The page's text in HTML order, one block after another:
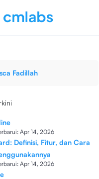
Fadillah
Apr 14, 2026
Definisi, Fitur, dan Cara
Apr 14, 2026